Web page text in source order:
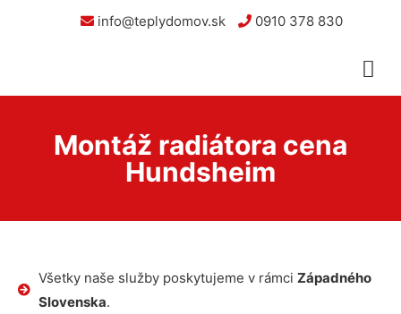
info@teplydomov.sk 0910 378 830
Montáž radiátora cena
Hundsheim
Všetky naše služby poskytujeme v rámci Západného
Slovenska.